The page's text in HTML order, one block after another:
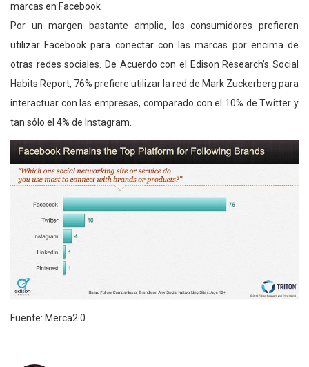
marcas en Facebook
Por un margen bastante amplio, los consumidores prefieren
utilizar Facebook para conectar con las marcas por encima de
otras redes sociales. De Acuerdo con el Edison Research’s Social
Habits Report, 76% prefiere utilizar la red de Mark Zuckerberg para
interactuar con las empresas, comparado con el 10% de Twitter y
tan sólo el 4% de Instagram.
Fuente: Merca2.0